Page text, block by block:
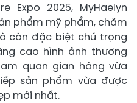
Expo 2025, MyHaelyn
phẩm mỹ phẩm, chăm
còn đặc biệt chú trọng
cao hình ảnh thương
quan gian hàng vừa
sản phẩm vừa được
mới nhất.